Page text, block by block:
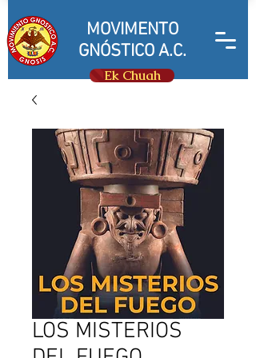
MOVIMENTO
GNÓSTICO A.C.
Ek Chuah
LOS MISTERIOS